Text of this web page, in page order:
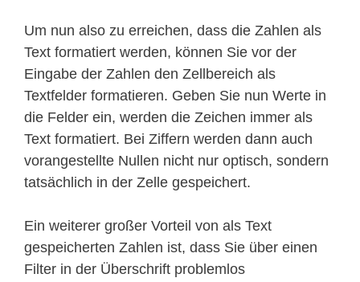
Um nun also zu erreichen, dass die Zahlen als
Text formatiert werden, können Sie vor der
Eingabe der Zahlen den Zellbereich als
Textfelder formatieren. Geben Sie nun Werte in
die Felder ein, werden die Zeichen immer als
Text formatiert. Bei Ziffern werden dann auch
vorangestellte Nullen nicht nur optisch, sondern
tatsächlich in der Zelle gespeichert.
Ein weiterer großer Vorteil von als Text
gespeicherten Zahlen ist, dass Sie über einen
Filter in der Überschrift problemlos